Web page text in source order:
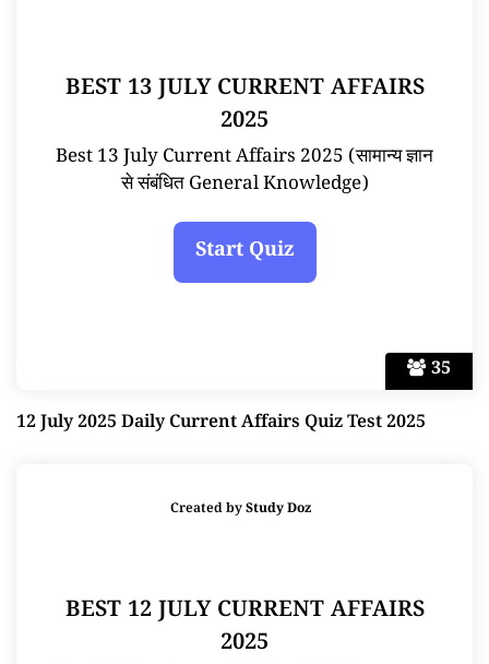
35
BEST 13 JULY CURRENT AFFAIRS
2025
Best 13 July Current Affairs 2025 (सामान्य ज्ञान
से संबंधित General Knowledge)
12 July 2025 Daily Current Affairs Quiz Test 2025
Created byStudy Doz
BEST 12 JULY CURRENT AFFAIRS
2025